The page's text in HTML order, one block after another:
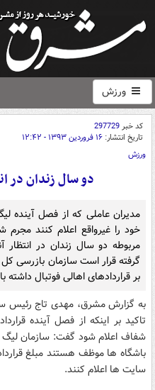
ورزش
کد خبر297729
تاریخ انتشار: ۱۶ فروردین ۱۳۹۳ - ۱۲:۴۲
ورزش
دو سال زندان در
مدیران عاملی که از فصل آینده
خود را غیرواقع اعلام کنند
مربوطه دو سال زندان در
گرفته قرار است سازمان بازرسی
بر قراردادهای اهالی فوتبال داشته
به گزارش مشرق، مهدی تاج رئیس
تاکید بر اینکه از فصل آینده
شفاف اعلام شود گفت: سازمان
باشگاه ها موظف هستند مبلغ
سایت ها اعلام کنند.